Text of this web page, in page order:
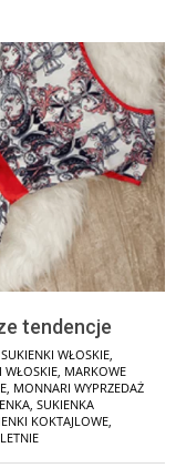
tendencje
WŁOSKIE,
WŁOSKIE, MARKOWE
, MONNARI WYPRZEDAŻ
, SUKIENKA
KOKTAJLOWE,